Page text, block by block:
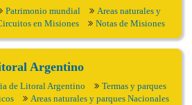
Patrimonio mundial
Areas naturales y
en Misiones Notas de Misiones
Argentino
de Litoral Argentino
Termas y parques
Areas naturales y parques Nacionales